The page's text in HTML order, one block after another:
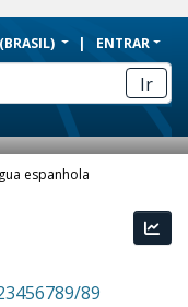
ENTRAR
Ir
espanhola
89